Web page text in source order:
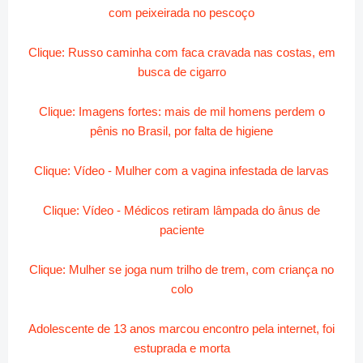
com peixeirada no pescoço
Clique: Russo caminha com faca cravada nas costas, em
busca de cigarro
Clique: Imagens fortes: mais de mil homens perdem o
pênis no Brasil, por falta de higiene
Clique: Vídeo - Mulher com a vagina infestada de larvas
Clique: Vídeo - Médicos retiram lâmpada do ânus de
paciente
Clique: Mulher se joga num trilho de trem, com criança no
colo
Adolescente de 13 anos marcou encontro pela internet, foi
estuprada e morta